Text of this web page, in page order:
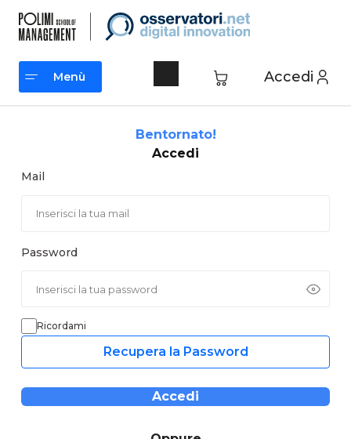
contenuto
Accedi
Menù
Bentornato!
Accedi
Mail
Password
Ricordami
Recupera la Password
Accedi